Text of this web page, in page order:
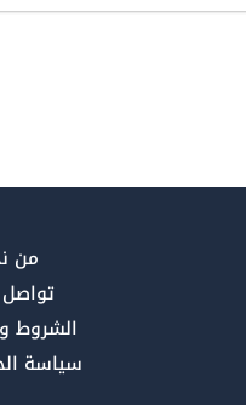
من
تواصل
الشروط
سياسة